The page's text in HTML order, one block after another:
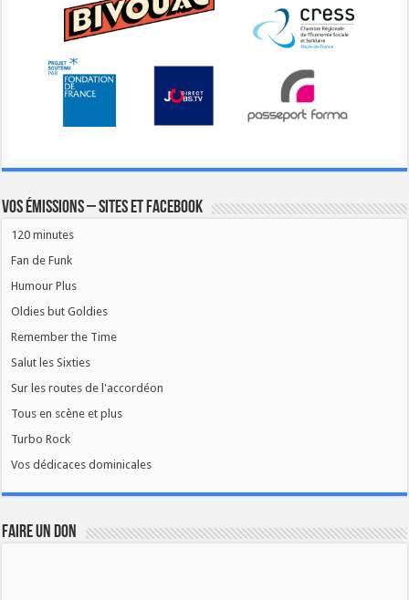
Vos émissions – Sites et Facebook
120 minutes
Fan de Funk
Humour Plus
Oldies but Goldies
Remember the Time
Salut les Sixties
Sur les routes de l'accordéon
Tous en scène et plus
Turbo Rock
Vos dédicaces dominicales
FAIRE UN DON